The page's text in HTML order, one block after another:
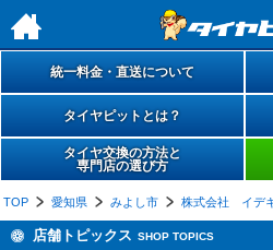
h
統一料金・直送について
タイヤピットとは？
タイヤ交換の方法と
専門店の選び方
TOP 愛知県 みよし市 株式会社 イデ
店舗トピックス SHOP TOPICS